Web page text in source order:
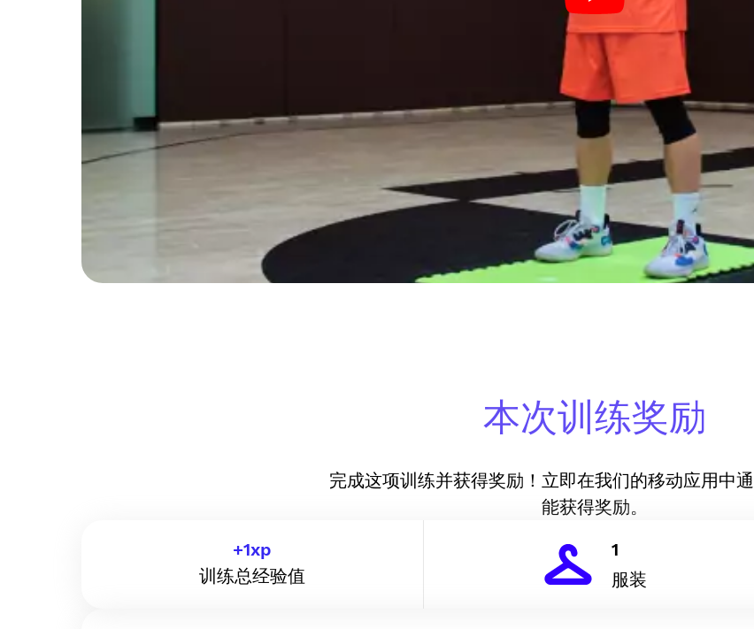
本次训练奖励
完成这项训练并获得奖励！立即在我们的移动应用中
能获得奖励。
+1xp
训练总经验值
1
服装